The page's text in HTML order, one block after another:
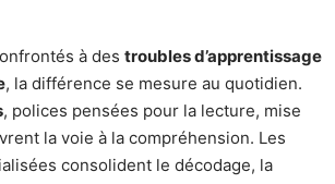
à des troubles d’apprentissage
, la différence se mesure au quotidien.
, polices pensées pour la lecture, mise
la voie à la compréhension. Les
consolident le décodage, la